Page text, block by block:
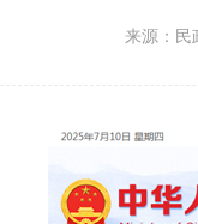
来源：